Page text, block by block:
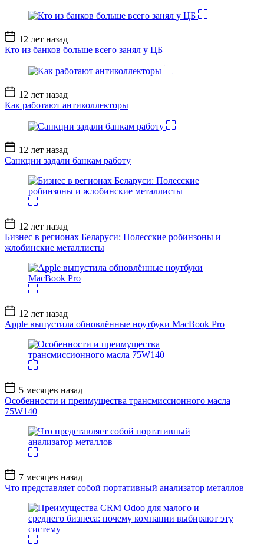
Дата
записи
12 лет назад
Кто из банков больше всего занял у ЦБ
Дата
записи
12 лет назад
Как работают антиколлекторы
Дата
записи
12 лет назад
Санкции задали банкам работу
Дата
записи
12 лет назад
Бизнес в регионах Беларуси: Полесские робинзоны и
жлобинские металлисты
Дата
записи
12 лет назад
Apple выпустила обновлённые ноутбуки MacBook Pro
Дата
записи
5 месяцев назад
Особенности и преимущества трансмиссионного масла
75W140
Дата
записи
7 месяцев назад
Что представляет собой портативный анализатор металлов